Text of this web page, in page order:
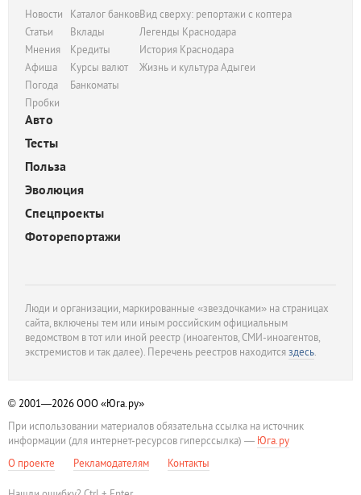
Новости
Статьи
Мнения
Афиша
Погода
Пробки
Каталог банков
Вклады
Кредиты
Курсы валют
Банкоматы
Вид сверху: репортажи с коптера
Легенды Краснодара
История Краснодара
Жизнь и культура Адыгеи
Авто
Тесты
Польза
Эволюция
Спецпроекты
Фоторепортажи
Люди и организации, маркированные «звездочками» на страницах
сайта, включены тем или иным российским официальным
ведомством в тот или иной реестр (иноагентов, СМИ-иноагентов,
экстремистов и так далее). Перечень реестров находитсяздесь.
© 2001—2026ООО «Юга.ру»
При использовании материалов обязательна ссылка на источник
информации (для интернет-ресурсов гиперссылка) — Юга.ру
О проекте
Рекламодателям Контакты